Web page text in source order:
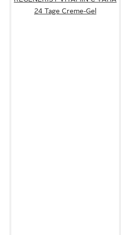
24 Tage Creme-Gel